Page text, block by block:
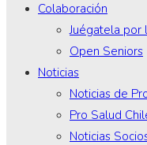
Colaboración
Juégatela por
Open Seniors
Noticias
Noticias de
Pro Salud
Noticias